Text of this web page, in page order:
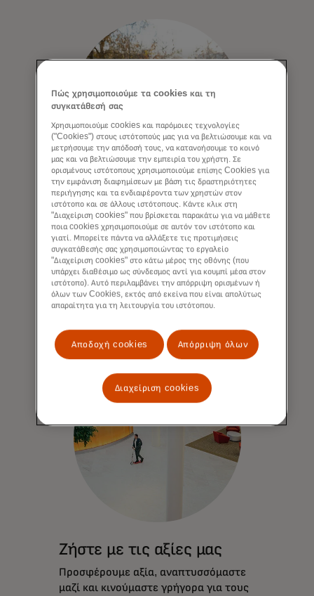
Force for good
Συμβάλλουμε στην οικονομική
βιωσιμότητα μέσω των ανθρώπων, της
ευημερίας και του πλανήτη μας.
Μάθετε περισσότερα
Ζήστε με τις αξίες μας
Προσφέρουμε αξία, αναπτυσσόμαστε
μαζί και κινούμαστε γρήγορα για τους
Πώς χρησιμοποιούμε τα cookies και τη
συγκατάθεσή σας
Χρησιμοποιούμε cookies και παρόμοιες τεχνολογίες
("Cookies") στους ιστότοπούς μας για να βελτιώσουμε και να
μετρήσουμε την απόδοσή τους, να κατανοήσουμε το κοινό
μας και να βελτιώσουμε την εμπειρία του χρήστη. Σε
ορισμένους ιστότοπους χρησιμοποιούμε επίσης Cookies για
την εμφάνιση διαφημίσεων με βάση τις δραστηριότητες
περιήγησης και τα ενδιαφέροντα των χρηστών στον
ιστότοπο και σε άλλους ιστότοπους. Κάντε κλικ στη
"Διαχείριση cookies" που βρίσκεται παρακάτω για να μάθετε
ποια cookies χρησιμοποιούμε σε αυτόν τον ιστότοπο και
γιατί. Μπορείτε πάντα να αλλάξετε τις προτιμήσεις
συγκατάθεσής σας χρησιμοποιώντας το εργαλείο
"Διαχείριση cookies" στο κάτω μέρος της οθόνης (που
υπάρχει διαθέσιμο ως σύνδεσμος αντί για κουμπί μέσα στον
ιστότοπο). Αυτό περιλαμβάνει την απόρριψη ορισμένων ή
όλων των Cookies, εκτός από εκείνα που είναι απολύτως
απαραίτητα για τη λειτουργία του ιστότοπου.
Αποδοχή cookies Απόρριψη όλων
Διαχείριση cookies